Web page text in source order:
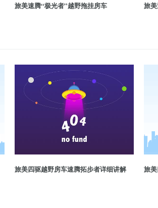
旅美速腾“极光者”越野拖挂房车 旅
旅美四驱越野房车速腾拓步者详细讲解 旅